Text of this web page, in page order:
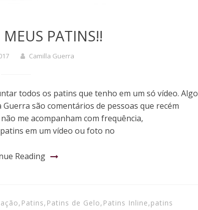
PATINS!!
Camilla Guerra
todos os patins que tenho em um só vídeo. Algo
são comentários de pessoas que recém
me acompanham com frequência,
em um vídeo ou foto no
Reading
, Patins, Patins de Gelo, Patins Inline,patins